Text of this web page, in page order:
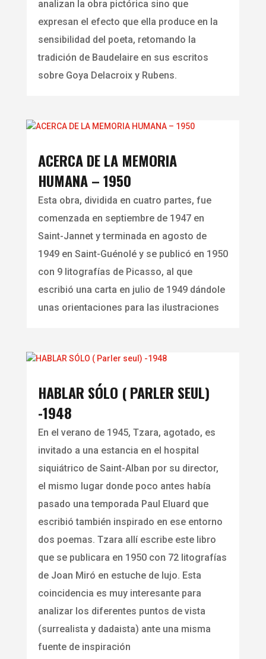
analizan la obra pictórica sino que
expresan el efecto que ella produce en la
sensibilidad del poeta, retomando la
tradición de Baudelaire en sus escritos
sobre Goya Delacroix y Rubens.
ACERCA DE LA MEMORIA
HUMANA – 1950
Esta obra, dividida en cuatro partes, fue
comenzada en septiembre de 1947 en
Saint-Jannet y terminada en agosto de
1949 en Saint-Guénolé y se publicó en 1950
con 9 litografías de Picasso, al que
escribió una carta en julio de 1949 dándole
unas orientaciones para las ilustraciones
HABLAR SÓLO ( PARLER SEUL)
-1948
En el verano de 1945, Tzara, agotado, es
invitado a una estancia en el hospital
siquiátrico de Saint-Alban por su director,
el mismo lugar donde poco antes había
pasado una temporada Paul Eluard que
escribió también inspirado en ese entorno
dos poemas. Tzara allí escribe este libro
que se publicara en 1950 con 72 litografías
de Joan Miró en estuche de lujo. Esta
coincidencia es muy interesante para
analizar los diferentes puntos de vista
(surrealista y dadaista) ante una misma
fuente de inspiración